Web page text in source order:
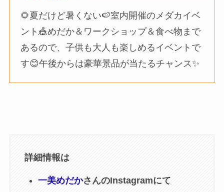
🌻夏だけど暑くない🍉室内開催のメダカイベ
ント🎪めだか＆ワークショップ＆食べ物まで
あるので、子供も大人も楽しめるイベントで
す😊午後からは豪華景品が当たるチャンス✨
詳細情報は
一美めだかさんのInstagramにて